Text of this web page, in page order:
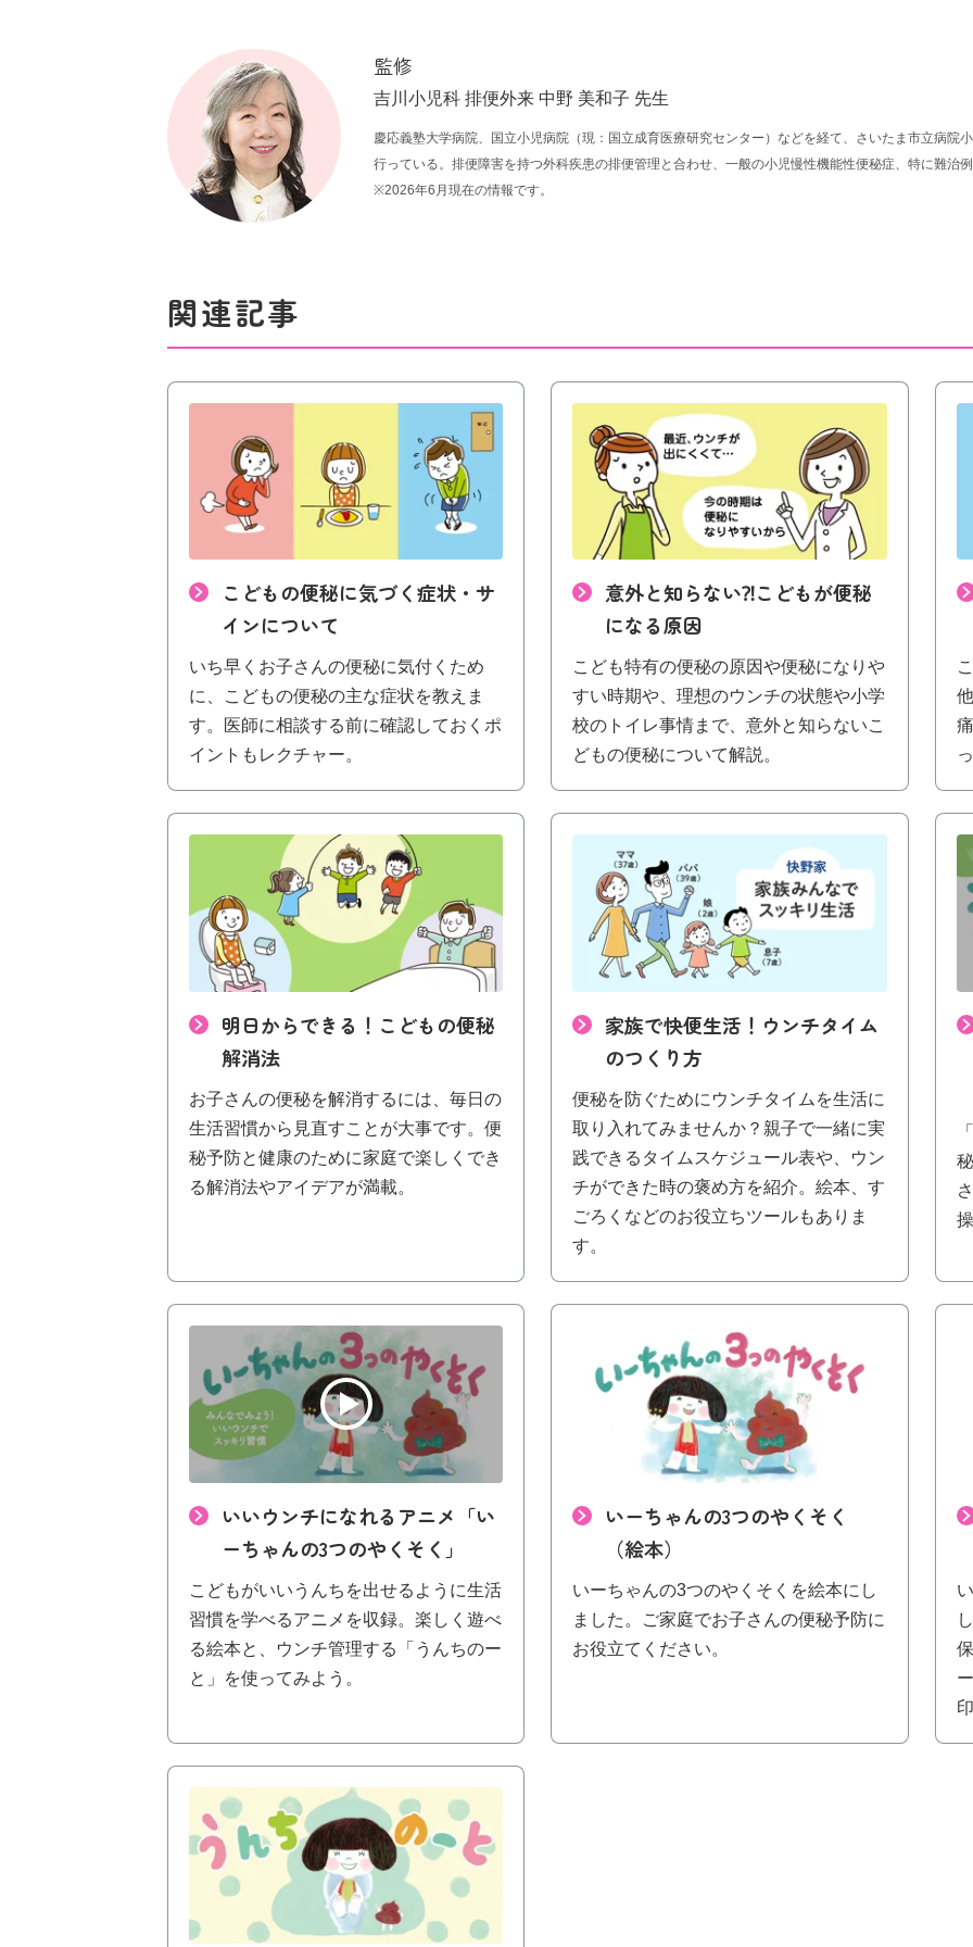
監修
吉川小児科 排便外来 中野 美和子 先生
慶応義塾大学病院、国立小児病院（現：国立成育医療研究センター）などを経て、さいたま市立病院
行っている。排便障害を持つ外科疾患の排便管理と合わせ、一般の小児慢性機能性便秘症、特に難治
※2026年6月現在の情報です。
関連記事
こどもの便秘に気づく症状・サ
インについて
いち早くお子さんの便秘に気付くため
に、こどもの便秘の主な症状を教えま
す。医師に相談する前に確認しておくポ
イントもレクチャー。
意外と知らない⁈こどもが便秘
になる原因
こども特有の便秘の原因や便秘になりや
すい時期や、理想のウンチの状態や小学
校のトイレ事情まで、意外と知らないこ
どもの便秘について解説。
明日からできる！こどもの便秘
解消法
お子さんの便秘を解消するには、毎日の
生活習慣から見直すことが大事です。便
秘予防と健康のために家庭で楽しくでき
る解消法やアイデアが満載。
家族で快便生活！ウンチタイム
のつくり方
便秘を防ぐためにウンチタイムを生活に
取り入れてみませんか？親子で一緒に実
践できるタイムスケジュール表や、ウン
チができた時の褒め方を紹介。絵本、す
ごろくなどのお役立ちツールもありま
す。
いいウンチになれるアニメ「い
ーちゃんの3つのやくそく」
こどもがいいうんちを出せるように生活
習慣を学べるアニメを収録。楽しく遊べ
る絵本と、ウンチ管理する「うんちのー
と」を使ってみよう。
いーちゃんの3つのやくそく
（絵本）
いーちゃんの3つのやくそくを絵本にし
ました。ご家庭でお子さんの便秘予防に
お役立てください。